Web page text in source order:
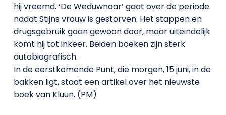
hij vreemd. ‘De Weduwnaar’ gaat over de periode
nadat Stijns vrouw is gestorven. Het stappen en
drugsgebruik gaan gewoon door, maar uiteindelijk
komt hij tot inkeer. Beiden boeken zijn sterk
autobiografisch.
In de eerstkomende Punt, die morgen, 15 juni, in de
bakken ligt, staat een artikel over het nieuwste
boek van Kluun. (PM)